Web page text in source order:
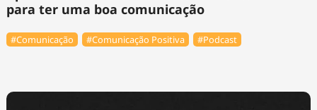
para ter uma boa comunicação
#Comunicação #Comunicação Positiva #Podcast